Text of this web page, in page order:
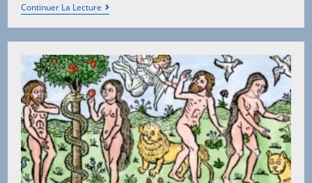
Continuer La LectureRéveille-
Toi,
Déborah
!